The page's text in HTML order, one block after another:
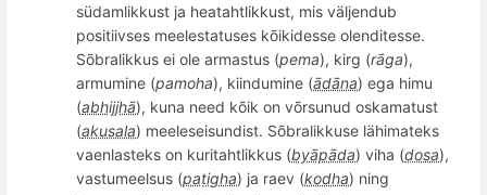
südamlikkust ja heatahtlikkust, mis väljendub
positiivses meelestatuses kõikidesse olenditesse.
Sõbralikkus ei ole armastus (pema), kirg (rāga),
armumine (pamoha), kiindumine (ādāna) ega himu
(abhijjhā), kuna need kõik on võrsunud oskamatust
(akusala) meeleseisundist. Sõbralikkuse lähimateks
vaenlasteks on kuritahtlikkus (byāpāda) viha (dosa),
vastumeelsus (paṭigha) ja raev (kodha) ning